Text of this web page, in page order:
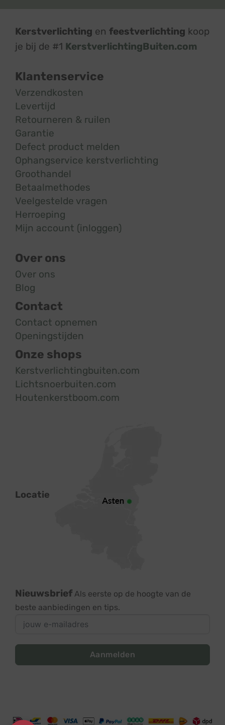
Kerstverlichting en feestverlichting koop
je bij de #1 KerstverlichtingBuiten.com
Klantenservice
Verzendkosten
Levertijd
Retourneren & ruilen
Garantie
Defect product melden
Ophangservice kerstverlichting
Groothandel
Betaalmethodes
Veelgestelde vragen
Herroeping
Mijn account (inloggen)
Over ons
Over ons
Blog
Contact
Contact opnemen
Openingstijden
Onze shops
Kerstverlichtingbuiten.com
Lichtsnoerbuiten.com
Houtenkerstboom.com
Locatie
Nieuwsbrief Als eerste op de hoogte van de
beste aanbiedingen en tips.
Aanmelden